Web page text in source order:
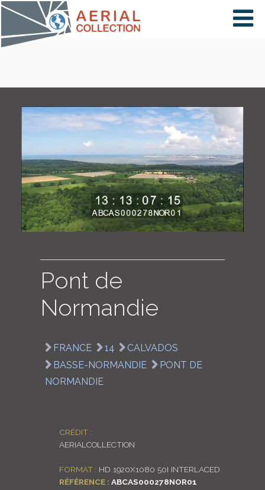
×
PAYS
CARTE
COLLECTIONS
Pont de
Normandie
FRANCE 14
CALVADOS
BASSE-NORMANDIE
PONT DE
NORMANDIE
CRÉDIT :
AERIALCOLLECTION
FORMAT : HD 1920X1080 50I INTERLACED
RÉFÉRENCE : ABCAS000278NOR01